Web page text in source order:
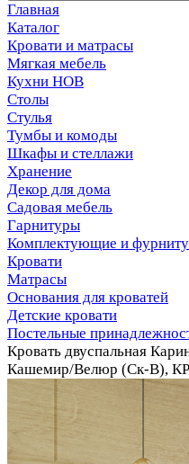
Главная
Каталог
Кровати и матрасы
Мягкая мебель
Кухни НОВ
Столы
Стулья
Тумбы и комоды
Шкафы и стеллажи
Хранение
Декор для дома
Садовая мебель
Гарнитуры
Комплектующие и
Кровати
Матрасы
Основания для кроватей
Детские кровати
Постельные
Кровать двуспальная
Кашемир/Велюр (Ск-В),